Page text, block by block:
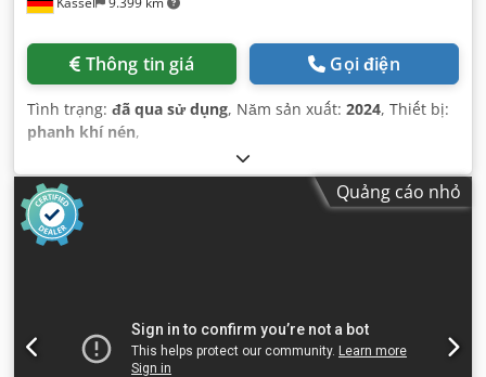
Thông tin giá Gọi điện
Tình trạng: đã qua sử dụng, Năm sản xuất: 2024, Thiết bị:
phanh khí nén,
Quảng cáo nhỏ